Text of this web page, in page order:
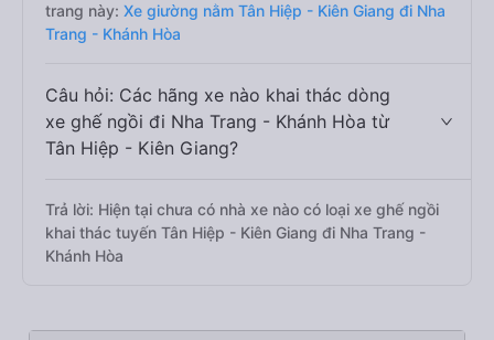
trang này: Xe giường nằm Tân Hiệp - Kiên Giang đi Nha
Trang - Khánh Hòa
Câu hỏi: Các hãng xe nào khai thác dòng
xe ghế ngồi đi Nha Trang - Khánh Hòa từ
Tân Hiệp - Kiên Giang?
Trả lời: Hiện tại chưa có nhà xe nào có loại xe ghế ngồi
khai thác tuyến Tân Hiệp - Kiên Giang đi Nha Trang -
Khánh Hòa